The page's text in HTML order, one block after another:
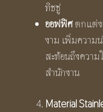
ทิชชู่
ออฟฟิศตกแต่
งาม เพิ่มความ
สะท้อนถึงความ
สำนักงาน
Material